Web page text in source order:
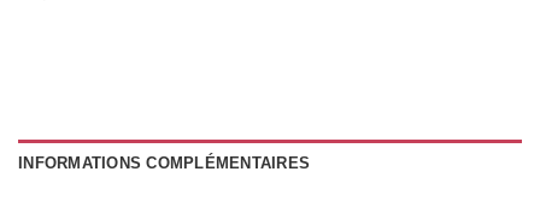
INFORMATIONS COMPLÉMENTAIRES